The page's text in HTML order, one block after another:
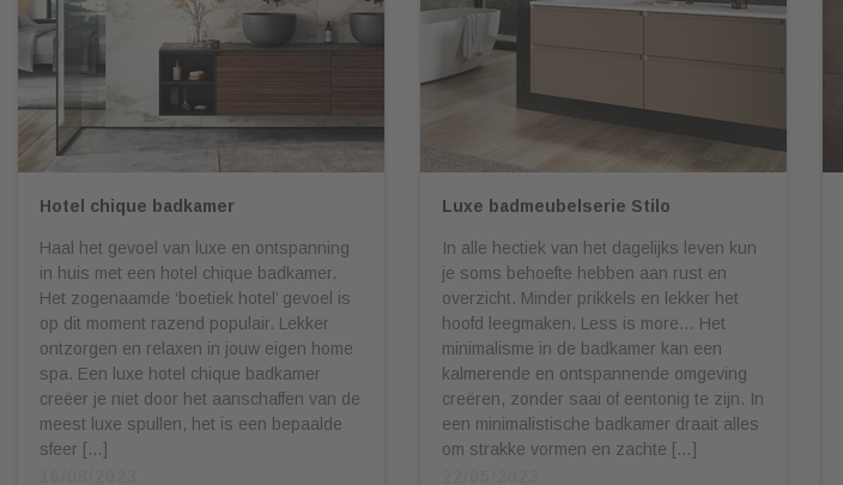
Hotel chique badkamer
Haal het gevoel van luxe en ontspanning
in huis met een hotel chique badkamer.
Het zogenaamde ‘boetiek hotel’ gevoel is
op dit moment razend populair. Lekker
ontzorgen en relaxen in jouw eigen home
spa. Een luxe hotel chique badkamer
creëer je niet door het aanschaffen van de
meest luxe spullen, het is een bepaalde
sfeer […]
Luxe badmeubelserie Stilo
In alle hectiek van het dagelijks leven kun
je soms behoefte hebben aan rust en
overzicht. Minder prikkels en lekker het
hoofd leegmaken. Less is more… Het
minimalisme in de badkamer kan een
kalmerende en ontspannende omgeving
creëren, zonder saai of eentonig te zijn. In
een minimalistische badkamer draait alles
om strakke vormen en zachte […]